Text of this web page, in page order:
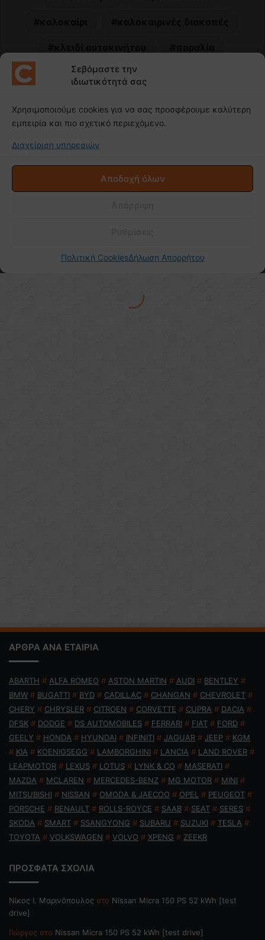
ΑΡΘΡΑ ΑΝΑ ΕΤΑΙΡΙΑ
ABARTH # ALFA ROMEO # ASTON MARTIN # AUDI # BENTLEY #
BMW # BUGATTI # BYD # CADILLAC # CHANGAN # CHEVROLET #
CHERY # CHRYSLER # CITROEN # CORVETTE # CUPRA # DACIA #
DFSK # DODGE # DS AUTOMOBILES # FERRARI # FIAT # FORD #
GEELY # HONDA # HYUNDAI # INFINITI # JAGUAR # JEEP # KGM
# KIA # KOENIGSEGG # LAMBORGHINI # LANCIA # LAND ROVER #
LEAPMOTOR # LEXUS # LOTUS # LYNK & CO # MASERATI #
MAZDA # MCLAREN # MERCEDES-BENZ # MG MOTOR # MINI #
MITSUBISHI # NISSAN # OMODA & JAECOO # OPEL # PEUGEOT #
PORSCHE # RENAULT # ROLLS-ROYCE # SAAB # SEAT # SERES #
SKODA # SMART # SSANGYONG # SUBARU # SUZUKI # TESLA #
TOYOTA # VOLKSWAGEN # VOLVO # XPENG # ZEEKR
ΠΡΟΣΦΑΤΑ ΣΧΟΛΙΑ
Nίκος Ι. Mαρινόπουλος στο Nissan Micra 150 PS 52 kWh [test
drive]
Γιώργος στο Nissan Micra 150 PS 52 kWh [test drive]